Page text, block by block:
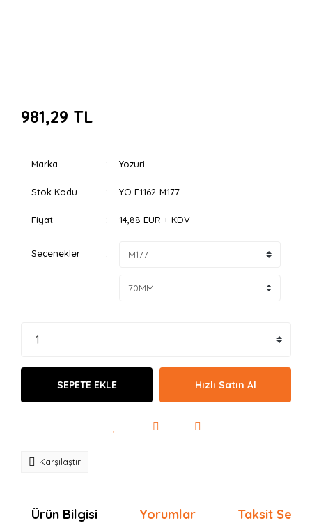
981,29 TL
Marka Yozuri
Stok Kodu YO F1162-M177
Fiyat 14,88 EUR + KDV
Seçenekler
SEPETE EKLE Hızlı Satın Al
Karşılaştır
Ürün Bilgisi Yorumlar Taksit